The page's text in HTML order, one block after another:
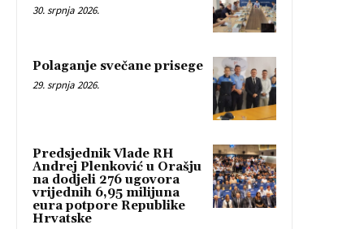
30. srpnja 2026.
Polaganje svečane prisege
29. srpnja 2026.
Predsjednik Vlade RH
Andrej Plenković u Orašju
na dodjeli 276 ugovora
vrijednih 6,95 milijuna
eura potpore Republike
Hrvatske